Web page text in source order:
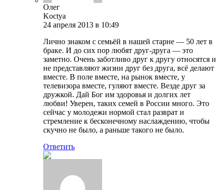
Олег
Koctya
24 апреля 2013 в 10:49
Лично знаком с семьёй в нашей старне — 50 лет в
браке. И до сих пор любят друг-друга — это
заметно. Очень заботливо друг к другу относятся и
не представляют жизни друг без друга, всё делают
вместе. В поле вместе, на рынок вместе, у
телевизора вместе, гуляют вместе. Везде друг за
дружкой. Дай Бог им здоровья и долгих лет
любви! Уверен, таких семей в России много. Это
сейчас у молодежи нормой стал разврат и
стремление к бесконечному наслаждению, чтобы
скучно не было, а раньше такого не было.
Ответить